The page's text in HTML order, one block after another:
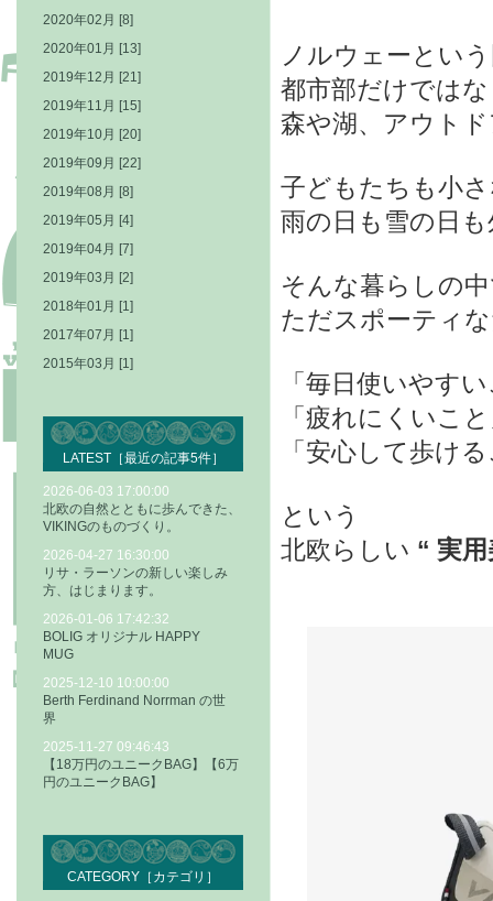
ノルウェーとい
都市部だけでは
森や湖、アウト
子どもたちも小
雨の日も雪の日
そんな暮らしの
ただスポーティ
「毎日使いやす
「疲れにくいこ
「安心して歩け
という
北欧らしい “ 実
2020年02月 [8]
2020年01月 [13]
2019年12月 [21]
2019年11月 [15]
2019年10月 [20]
2019年09月 [22]
2019年08月 [8]
2019年05月 [4]
2019年04月 [7]
2019年03月 [2]
2018年01月 [1]
2017年07月 [1]
2015年03月 [1]
LATEST［最近の記事5件］
2026-06-03 17:00:00
北欧の自然とともに歩んできた、
VIKINGのものづくり。
2026-04-27 16:30:00
リサ・ラーソンの新しい楽しみ
方、はじまります。
2026-01-06 17:42:32
BOLIG オリジナル HAPPY
MUG
2025-12-10 10:00:00
Berth Ferdinand Norrman の世
界
2025-11-27 09:46:43
【18万円のユニークBAG】【6万
円のユニークBAG】
CATEGORY［カテゴリ］